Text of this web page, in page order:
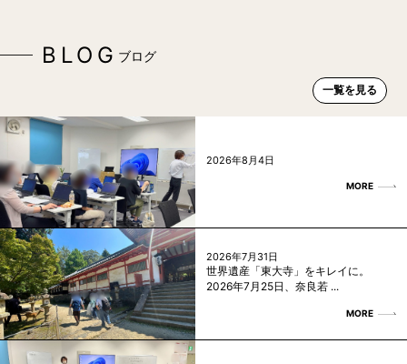
BLOG ブログ
一覧を見る
2026年8月4日
MORE
2026年7月31日
世界遺産「東大寺」をキレイに。
2026年7月25日、奈良若 ...
MORE